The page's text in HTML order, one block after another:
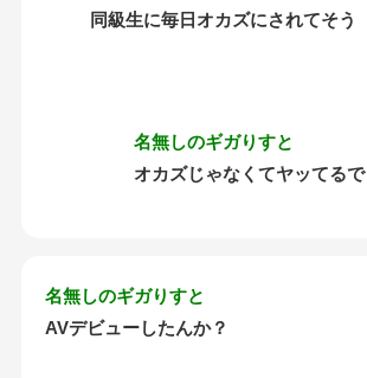
同級生に毎日オカズにされてそう
名無しのギガりすと
オカズじゃなくてヤッてるで
名無しのギガりすと
AVデビューしたんか？